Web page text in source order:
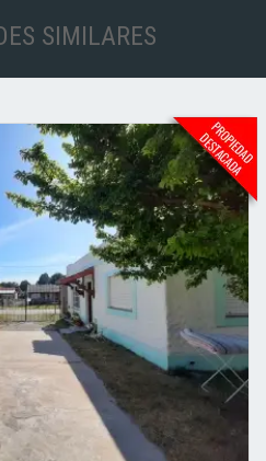
SIMILARES